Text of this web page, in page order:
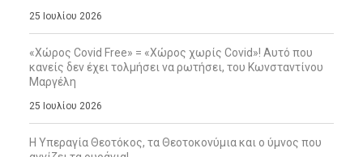
25 Ιουλίου 2026
«Χώρος Covid Free» = «Χώρος χωρίς Covid»! Αυτό που
κανείς δεν έχει τολμήσει να ρωτήσει, του Κωνσταντίνου
Μαργέλη
25 Ιουλίου 2026
Η Υπεραγία Θεοτόκος, τα Θεοτοκονύμια και ο ύμνος που